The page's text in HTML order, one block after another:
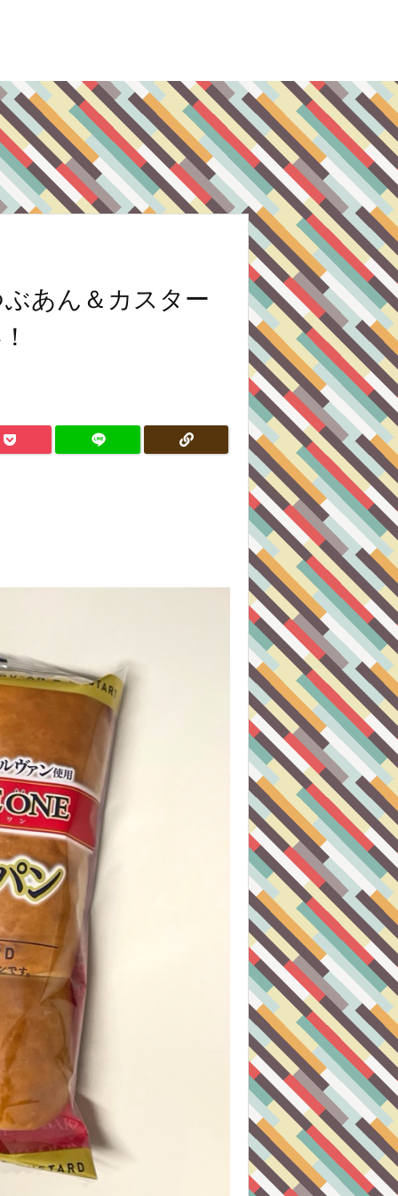
あん＆カスター